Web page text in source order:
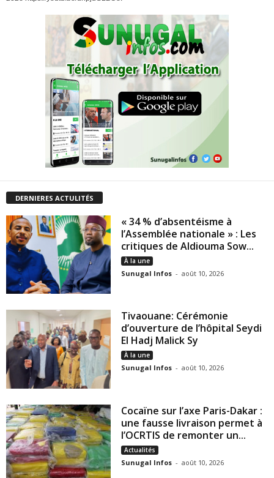
DERNIERES ACTULITÉS
« 34 % d’absentéisme à
l’Assemblée nationale » : Les
critiques de Aldiouma Sow...
À la une
Sunugal Infos - août 10, 2026
Tivaouane: Cérémonie
d’ouverture de l’hôpital Seydi
El Hadj Malick Sy
À la une
Sunugal Infos - août 10, 2026
Cocaïne sur l’axe Paris-Dakar :
une fausse livraison permet à
l’OCRTIS de remonter un...
Actualités
Sunugal Infos - août 10, 2026